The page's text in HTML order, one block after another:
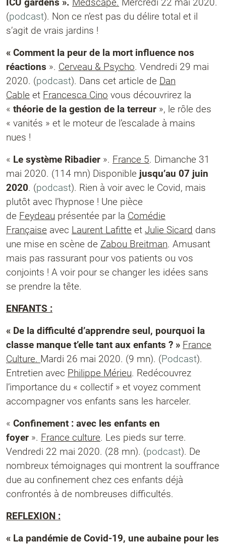
(podcast). Non ce n’est pas du délire total et il
s’agit de vrais jardins !
« Comment la peur de la mort influence nos
réactions ». Cerveau & Psycho. Vendredi 29 mai
2020. (podcast). Dans cet article de Dan
Cable et Francesca Cino vous découvrirez la
« théorie de la gestion de la terreur », le rôle des
« vanités » et le moteur de l’escalade à mains
nues !
« Le système Ribadier ». France 5. Dimanche 31
mai 2020. (114 mn) Disponible jusqu’au 07 juin
2020. (podcast). Rien à voir avec le Covid, mais
plutôt avec l’hypnose ! Une pièce
de Feydeau présentée par la Comédie
Française avec Laurent Lafitte et Julie Sicard dans
une mise en scène de Zabou Breitman. Amusant
mais pas rassurant pour vos patients ou vos
conjoints ! A voir pour se changer les idées sans
se prendre la tête.
ENFANTS :
« De la difficulté d’apprendre seul, pourquoi la
classe manque t’elle tant aux enfants ? » France
Culture. Mardi 26 mai 2020. (9 mn). (Podcast).
Entretien avec Philippe Mérieu. Redécouvrez
l’importance du « collectif » et voyez comment
accompagner vos enfants sans les harceler.
« Confinement : avec les enfants en
foyer ». France culture. Les pieds sur terre.
Vendredi 22 mai 2020. (28 mn). (podcast). De
nombreux témoignages qui montrent la souffrance
due au confinement chez ces enfants déjà
confrontés à de nombreuses difficultés.
REFLEXION :
« La pandémie de Covid-19, une aubaine pour les